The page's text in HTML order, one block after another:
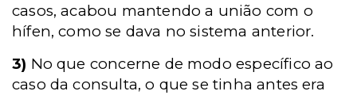
casos, acabou mantendo a união com o
hífen, como se dava no sistema anterior.
3) No que concerne de modo específico ao
caso da consulta, o que se tinha antes era